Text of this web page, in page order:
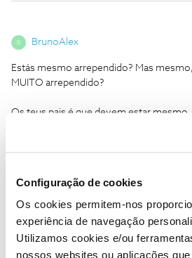
Configuração de cookies
Os cookies permitem-nos
experiência de navegação
Utilizamos cookies e/ou
nossos websites ou aplicações
B BrunoAlex
Estás mesmo arrependido? Mas
MUITO arrependido?
Os teus pais é que devem estar mesmo,
MUITO arrependidos de ter ter o miudo
Cresce, fas te homem. Há putos da tua
comprado o Iphone 6 em vez do 7...
1 minuto de silencio por favor
1 pessoa gostou